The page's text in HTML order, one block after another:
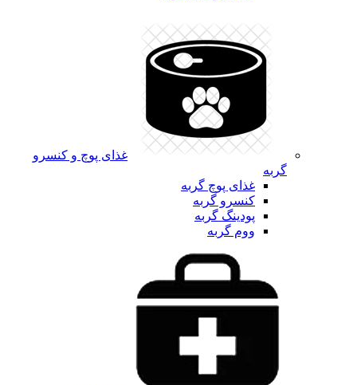
غذای پوچ و کنسرو
گربه
غذای پوچ گربه
کنسرو گربه
پودینگ گربه
ووم گربه